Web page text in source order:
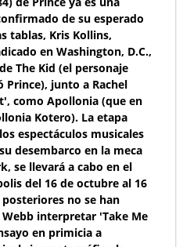
de su esperado
tablas, Kris Kollins,
en Washington, D.C.,
The Kid (el personaje
junto a Rachel
como Apollonia (que en
Kotero). La etapa
espectáculos musicales
desembarco en la meca
se llevará a cabo en el
del 16 de octubre al 16
no se han
interpretar 'Take Me
en primicia a